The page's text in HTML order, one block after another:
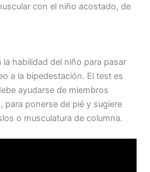
con el niño acostado, de
la habilidad del niño para pasar
a la bipedestación. El test es
ayudarse de miembros
para ponerse de pié y sugiere
o musculatura de columna.